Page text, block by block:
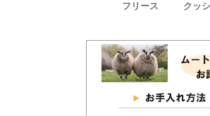
フリース クッ